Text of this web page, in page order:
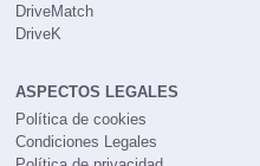
DriveMatch
DriveK
ASPECTOS LEGALES
Política de cookies
Condiciones Legales